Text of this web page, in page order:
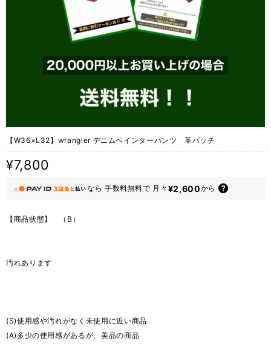
【W36×L32】wrangler デニムペインターパンツ 革パッチ
¥7,800
なら 手数料無料で 月々 ¥2,600から
【商品状態】 （B）
汚れあります
(S)使用感や汚れがなく未使用に近い商品
(A)多少の使用感があるが、美品の商品